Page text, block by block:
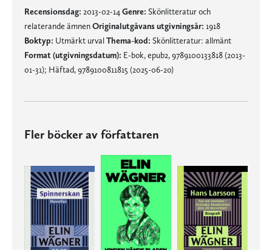
Recensionsdag: 2013-02-14 Genre: Skönlitteratur och
relaterande ämnenOriginalutgåvans utgivningsår: 1918
Boktyp: Utmärkt urvalThema-kod: Skönlitteratur: allmänt
Format (utgivningsdatum): E-bok, epub2, 9789100133818 (2013-
01-31); Häftad, 9789100811815 (2025-06-20)
Fler böcker av författaren